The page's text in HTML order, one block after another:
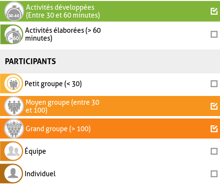
Activités développées
(Entre 30 et 60 minutes)
Activités élaborées (> 60
minutes)
PARTICIPANTS
Petit groupe (< 30)
Moyen groupe (entre 30
et 100)
Grand groupe (> 100)
Équipe
Individuel